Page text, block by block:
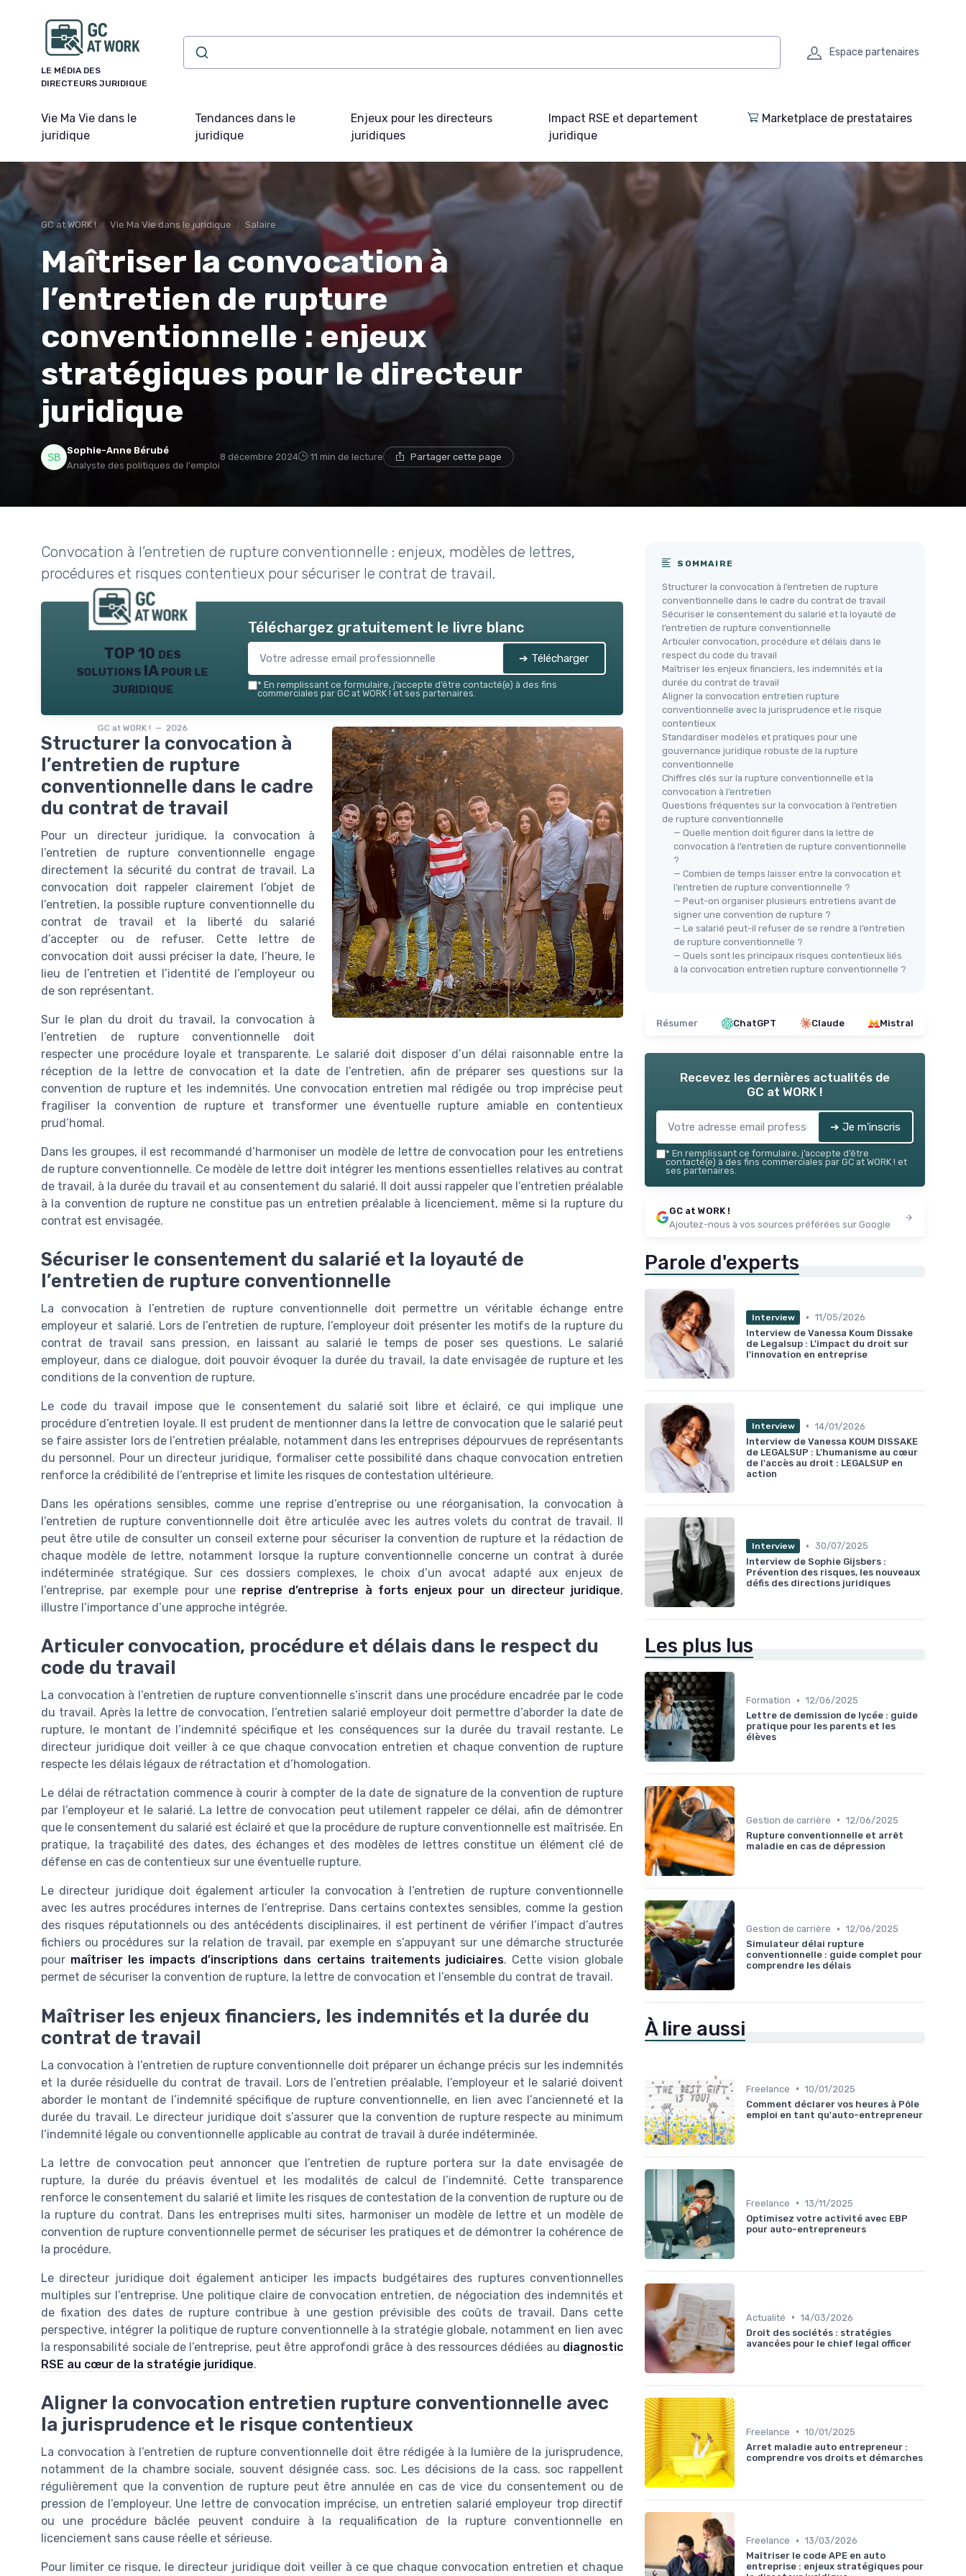
LE MÉDIA DES
DIRECTEURS JURIDIQUE
Espace partenaires
Vie Ma Vie dans le
juridique
Tendances dans le
juridique
Enjeux pour les directeurs
juridiques
Impact RSE et departement
juridique
Marketplace de prestataires
GC at WORK ! Vie Ma Vie dans le juridique Salaire
Maîtriser la convocation à
l’entretien de rupture
conventionnelle : enjeux
stratégiques pour le directeur
juridique
Sophie-Anne Bérubé
Analyste des politiques de l'emploi
8 décembre 2024 11 min de lecture Partager cette page
Convocation à l’entretien de rupture conventionnelle : enjeux, modèles de lettres,
procédures et risques contentieux pour sécuriser le contrat de travail.
TOP 10 des
solutions IA pour le
juridique
GC at WORK ! — 2026
Téléchargez gratuitement le livre blanc
➔ Télécharger
* En remplissant ce formulaire, j’accepte d’être contacté(e) à des fins
commerciales par GC at WORK ! et ses partenaires.
Structurer la convocation à
l’entretien de rupture
conventionnelle dans le cadre
du contrat de travail
Pour un directeur juridique, la convocation à
l’entretien de rupture conventionnelle engage
directement la sécurité du contrat de travail. La
convocation doit rappeler clairement l’objet de
l’entretien, la possible rupture conventionnelle du
contrat de travail et la liberté du salarié
d’accepter ou de refuser. Cette lettre de
convocation doit aussi préciser la date, l’heure, le
lieu de l’entretien et l’identité de l’employeur ou
de son représentant.
Sur le plan du droit du travail, la convocation à
l’entretien de rupture conventionnelle doit
respecter une procédure loyale et transparente. Le salarié doit disposer d’un délai raisonnable entre la
réception de la lettre de convocation et la date de l’entretien, afin de préparer ses questions sur la
convention de rupture et les indemnités. Une convocation entretien mal rédigée ou trop imprécise peut
fragiliser la convention de rupture et transformer une éventuelle rupture amiable en contentieux
prud’homal.
Dans les groupes, il est recommandé d’harmoniser un modèle de lettre de convocation pour les entretiens
de rupture conventionnelle. Ce modèle de lettre doit intégrer les mentions essentielles relatives au contrat
de travail, à la durée du travail et au consentement du salarié. Il doit aussi rappeler que l’entretien préalable
à la convention de rupture ne constitue pas un entretien préalable à licenciement, même si la rupture du
contrat est envisagée.
Sécuriser le consentement du salarié et la loyauté de
l’entretien de rupture conventionnelle
La convocation à l’entretien de rupture conventionnelle doit permettre un véritable échange entre
employeur et salarié. Lors de l’entretien de rupture, l’employeur doit présenter les motifs de la rupture du
contrat de travail sans pression, en laissant au salarié le temps de poser ses questions. Le salarié
employeur, dans ce dialogue, doit pouvoir évoquer la durée du travail, la date envisagée de rupture et les
conditions de la convention de rupture.
Le code du travail impose que le consentement du salarié soit libre et éclairé, ce qui implique une
procédure d’entretien loyale. Il est prudent de mentionner dans la lettre de convocation que le salarié peut
se faire assister lors de l’entretien préalable, notamment dans les entreprises dépourvues de représentants
du personnel. Pour un directeur juridique, formaliser cette possibilité dans chaque convocation entretien
renforce la crédibilité de l’entreprise et limite les risques de contestation ultérieure.
Dans les opérations sensibles, comme une reprise d’entreprise ou une réorganisation, la convocation à
l’entretien de rupture conventionnelle doit être articulée avec les autres volets du contrat de travail. Il
peut être utile de consulter un conseil externe pour sécuriser la convention de rupture et la rédaction de
chaque modèle de lettre, notamment lorsque la rupture conventionnelle concerne un contrat à durée
indéterminée stratégique. Sur ces dossiers complexes, le choix d’un avocat adapté aux enjeux de
l’entreprise, par exemple pour une reprise d’entreprise à forts enjeux pour un directeur juridique,
illustre l’importance d’une approche intégrée.
Articuler convocation, procédure et délais dans le respect du
code du travail
La convocation à l’entretien de rupture conventionnelle s’inscrit dans une procédure encadrée par le code
du travail. Après la lettre de convocation, l’entretien salarié employeur doit permettre d’aborder la date de
rupture, le montant de l’indemnité spécifique et les conséquences sur la durée du travail restante. Le
directeur juridique doit veiller à ce que chaque convocation entretien et chaque convention de rupture
respecte les délais légaux de rétractation et d’homologation.
Le délai de rétractation commence à courir à compter de la date de signature de la convention de rupture
par l’employeur et le salarié. La lettre de convocation peut utilement rappeler ce délai, afin de démontrer
que le consentement du salarié est éclairé et que la procédure de rupture conventionnelle est maîtrisée. En
pratique, la traçabilité des dates, des échanges et des modèles de lettres constitue un élément clé de
défense en cas de contentieux sur une éventuelle rupture.
Le directeur juridique doit également articuler la convocation à l’entretien de rupture conventionnelle
avec les autres procédures internes de l’entreprise. Dans certains contextes sensibles, comme la gestion
des risques réputationnels ou des antécédents disciplinaires, il est pertinent de vérifier l’impact d’autres
fichiers ou procédures sur la relation de travail, par exemple en s’appuyant sur une démarche structurée
pour maîtriser les impacts d’inscriptions dans certains traitements judiciaires. Cette vision globale
permet de sécuriser la convention de rupture, la lettre de convocation et l’ensemble du contrat de travail.
Maîtriser les enjeux financiers, les indemnités et la durée du
contrat de travail
La convocation à l’entretien de rupture conventionnelle doit préparer un échange précis sur les indemnités
et la durée résiduelle du contrat de travail. Lors de l’entretien préalable, l’employeur et le salarié doivent
aborder le montant de l’indemnité spécifique de rupture conventionnelle, en lien avec l’ancienneté et la
durée du travail. Le directeur juridique doit s’assurer que la convention de rupture respecte au minimum
l’indemnité légale ou conventionnelle applicable au contrat de travail à durée indéterminée.
La lettre de convocation peut annoncer que l’entretien de rupture portera sur la date envisagée de
rupture, la durée du préavis éventuel et les modalités de calcul de l’indemnité. Cette transparence
renforce le consentement du salarié et limite les risques de contestation de la convention de rupture ou de
la rupture du contrat. Dans les entreprises multi sites, harmoniser un modèle de lettre et un modèle de
convention de rupture conventionnelle permet de sécuriser les pratiques et de démontrer la cohérence de
la procédure.
Le directeur juridique doit également anticiper les impacts budgétaires des ruptures conventionnelles
multiples sur l’entreprise. Une politique claire de convocation entretien, de négociation des indemnités et
de fixation des dates de rupture contribue à une gestion prévisible des coûts de travail. Dans cette
perspective, intégrer la politique de rupture conventionnelle à la stratégie globale, notamment en lien avec
la responsabilité sociale de l’entreprise, peut être approfondi grâce à des ressources dédiées au diagnostic
RSE au cœur de la stratégie juridique.
Aligner la convocation entretien rupture conventionnelle avec
la jurisprudence et le risque contentieux
La convocation à l’entretien de rupture conventionnelle doit être rédigée à la lumière de la jurisprudence,
notamment de la chambre sociale, souvent désignée cass. soc. Les décisions de la cass. soc rappellent
régulièrement que la convention de rupture peut être annulée en cas de vice du consentement ou de
pression de l’employeur. Une lettre de convocation imprécise, un entretien salarié employeur trop directif
ou une procédure bâclée peuvent conduire à la requalification de la rupture conventionnelle en
licenciement sans cause réelle et sérieuse.
Pour limiter ce risque, le directeur juridique doit veiller à ce que chaque convocation entretien et chaque
SOMMAIRE
Structurer la convocation à l’entretien de rupture
conventionnelle dans le cadre du contrat de travail
Sécuriser le consentement du salarié et la loyauté de
l’entretien de rupture conventionnelle
Articuler convocation, procédure et délais dans le
respect du code du travail
Maîtriser les enjeux financiers, les indemnités et la
durée du contrat de travail
Aligner la convocation entretien rupture
conventionnelle avec la jurisprudence et le risque
contentieux
Standardiser modèles et pratiques pour une
gouvernance juridique robuste de la rupture
conventionnelle
Chiffres clés sur la rupture conventionnelle et la
convocation à l’entretien
Questions fréquentes sur la convocation à l’entretien
de rupture conventionnelle
— Quelle mention doit figurer dans la lettre de
convocation à l’entretien de rupture conventionnelle
?
— Combien de temps laisser entre la convocation et
l’entretien de rupture conventionnelle ?
— Peut-on organiser plusieurs entretiens avant de
signer une convention de rupture ?
— Le salarié peut-il refuser de se rendre à l’entretien
de rupture conventionnelle ?
— Quels sont les principaux risques contentieux liés
à la convocation entretien rupture conventionnelle ?
Résumer ChatGPT Claude Mistral
Recevez les dernières actualités de
GC at WORK !
➔ Je m'inscris
* En remplissant ce formulaire, j’accepte d’être
contacté(e) à des fins commerciales par GC at WORK ! et
ses partenaires.
GC at WORK !
Ajoutez-nous à vos sources préférées sur Google
Parole d'experts
Interview • 11/05/2026
Interview de Vanessa Koum Dissake
de Legalsup : L'impact du droit sur
l'innovation en entreprise
Interview • 14/01/2026
Interview de Vanessa KOUM DISSAKE
de LEGALSUP : L'humanisme au cœur
de l'accès au droit : LEGALSUP en
action
Interview • 30/07/2025
Interview de Sophie Gijsbers :
Prévention des risques, les nouveaux
défis des directions juridiques
Les plus lus
Formation • 12/06/2025
Lettre de demission de lycée : guide
pratique pour les parents et les
élèves
Gestion de carrière • 12/06/2025
Rupture conventionnelle et arrêt
maladie en cas de dépression
Gestion de carrière • 12/06/2025
Simulateur délai rupture
conventionnelle : guide complet pour
comprendre les délais
À lire aussi
Freelance • 10/01/2025
Comment déclarer vos heures à Pôle
emploi en tant qu'auto-entrepreneur
Freelance • 13/11/2025
Optimisez votre activité avec EBP
pour auto-entrepreneurs
Actualité • 14/03/2026
Droit des sociétés : stratégies
avancées pour le chief legal officer
Freelance • 10/01/2025
Arret maladie auto entrepreneur :
comprendre vos droits et démarches
Freelance • 13/03/2026
Maîtriser le code APE en auto
entreprise : enjeux stratégiques pour